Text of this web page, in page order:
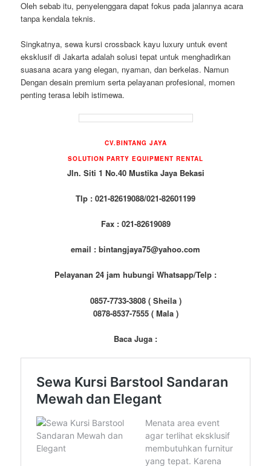
Oleh sebab itu, penyelenggara dapat fokus pada jalannya acara
tanpa kendala teknis.
Singkatnya, sewa kursi crossback kayu luxury untuk event
eksklusif di Jakarta adalah solusi tepat untuk menghadirkan
suasana acara yang elegan, nyaman, dan berkelas. Namun
Dengan desain premium serta pelayanan profesional, momen
penting terasa lebih istimewa.
CV.BINTANG JAYA
SOLUTION PARTY EQUIPMENT RENTAL
Jln. Siti 1 No.40 Mustika Jaya Bekasi
Tlp : 021-82619088/021-82601199
Fax : 021-82619089
email : bintangjaya75@yahoo.com
Pelayanan 24 jam hubungi Whatsapp/Telp :
0857-7733-3808 ( Sheila )
0878-8537-7555 ( Mala )
Baca Juga :